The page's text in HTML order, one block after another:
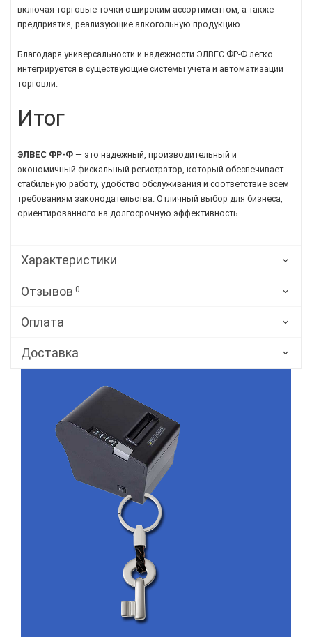
включая торговые точки с широким ассортиментом, а также
предприятия, реализующие алкогольную продукцию.
Благодаря универсальности и надежности ЭЛВЕС ФР-Ф легко
интегрируется в существующие системы учета и автоматизации
торговли.
Итог
ЭЛВЕС ФР-Ф — это надежный, производительный и
экономичный фискальный регистратор, который обеспечивает
стабильную работу, удобство обслуживания и соответствие всем
требованиям законодательства. Отличный выбор для бизнеса,
ориентированного на долгосрочную эффективность.
Характеристики
Отзывов 0
Оплата
Доставка